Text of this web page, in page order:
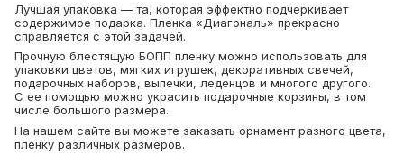
Лучшая упаковка — та, которая эффектно подчеркивает
содержимое подарка. Пленка «Диагональ» прекрасно
справляется с этой задачей.
Прочную блестящую БОПП пленку можно использовать для
упаковки цветов, мягких игрушек, декоративных свечей,
подарочных наборов, выпечки, леденцов и многого другого.
С ее помощью можно украсить подарочные корзины, в том
числе большого размера.
На нашем сайте вы можете заказать орнамент разного цвета,
пленку различных размеров.